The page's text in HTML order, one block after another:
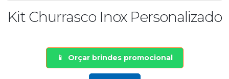
Kit Churrasco Inox Personalizado
Orçar brindes promocional